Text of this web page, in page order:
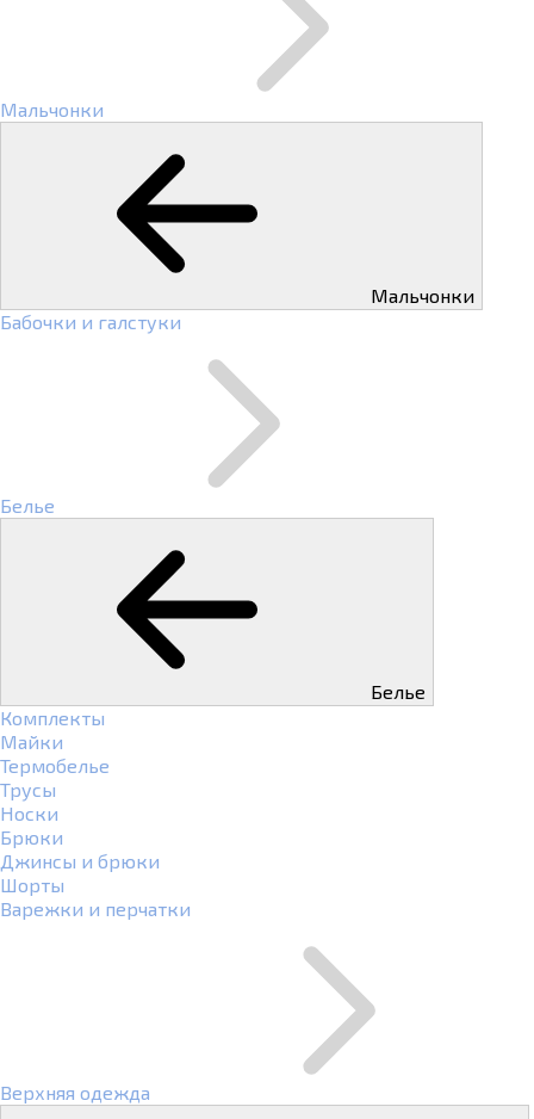
Мальчонки
Мальчонки
Бабочки и галстуки
Белье
Белье
Комплекты
Майки
Термобелье
Трусы
Носки
Брюки
Джинсы и брюки
Шорты
Варежки и перчатки
Верхняя одежда